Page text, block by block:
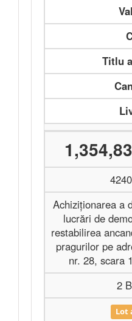
Titlu
Achiziționarea a
lucrări de
restabilirea
pragurilor pe
nr. 28, scara
2
Lot